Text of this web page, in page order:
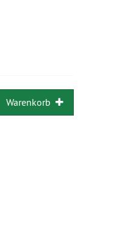
Warenkorb